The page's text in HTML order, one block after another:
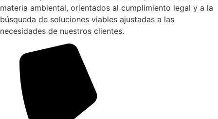
materia ambiental, orientados al cumplimiento legal y a la
búsqueda de soluciones viables ajustadas a las
necesidades de nuestros clientes.